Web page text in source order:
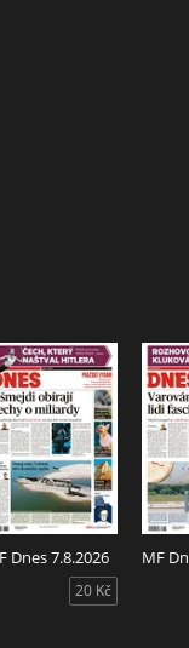
v
dny ve
Dnes 7.8.2026
20 Kč
MF